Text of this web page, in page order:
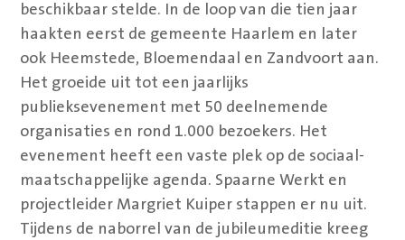
beschikbaar stelde. In de loop van die tien jaar
haakten eerst de gemeente Haarlem en later
ook Heemstede, Bloemendaal en Zandvoort aan.
Het groeide uit tot een jaarlijks
publieksevenement met 50 deelnemende
organisaties en rond 1.000 bezoekers. Het
evenement heeft een vaste plek op de sociaal-
maatschappelijke agenda. Spaarne Werkt en
projectleider Margriet Kuiper stappen er nu uit.
Tijdens de naborrel van de jubileumeditie kreeg